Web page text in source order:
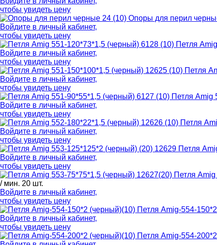
чтобы увидеть цену
Опоры для перил
Войдите в личный кабинет,
чтобы увидеть цену
Петля
Войдите в личный кабинет,
чтобы увидеть цену
Петля
Войдите в личный кабинет,
чтобы увидеть цену
Петля Amig
Войдите в личный кабинет,
чтобы увидеть цену
Петля
Войдите в личный кабинет,
чтобы увидеть цену
Петля
Войдите в личный кабинет,
чтобы увидеть цену
Петля
/ мин. 20 шт.
Войдите в личный кабинет,
чтобы увидеть цену
Петля Amig-554-
Войдите в личный кабинет,
чтобы увидеть цену
Петля Amig-554-